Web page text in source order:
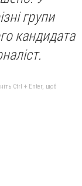
групи
кандидата
Ctrl + Enter, щоб